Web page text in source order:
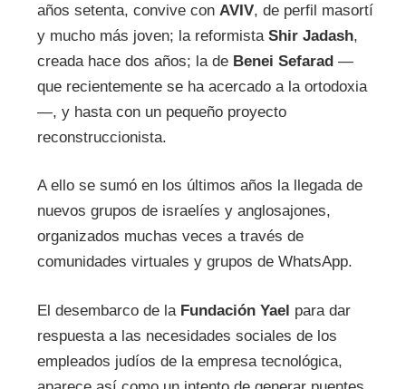
años setenta, convive con AVIV, de perfil masortí
y mucho más joven; la reformista Shir Jadash,
creada hace dos años; la de Benei Sefarad—
que recientemente se ha acercado a la ortodoxia
—, y hasta con un pequeño proyecto
reconstruccionista.
A ello se sumó en los últimos años la llegada de
nuevos grupos de israelíes y anglosajones,
organizados muchas veces a través de
comunidades virtuales y grupos de WhatsApp.
El desembarco de la Fundación Yael para dar
respuesta a las necesidades sociales de los
empleados judíos de la empresa tecnológica,